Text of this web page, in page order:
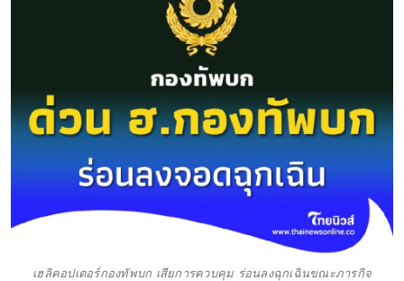
เฮลิคอปเตอร์กองทัพบก เสียการควบคุม ร่อนลงฉุกเฉินขณะภารกิจ